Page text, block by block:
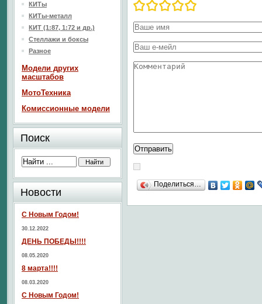
Поделиться…
КИТы
КИТы-металл
КИТ (1:87, 1:72 и др.)
Стеллажи и боксы
Разное
Модели других
масштабов
МотоТехника
Комиссионные модели
Поиск
Новости
С Новым Годом!
30.12.2022
ДЕНЬ ПОБЕДЫ!!!!
08.05.2020
8 марта!!!!
08.03.2020
С Новым Годом!